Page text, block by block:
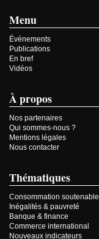
Menu
Événements
Publications
En bref
Vidéos
À propos
Nos partenaires
Qui sommes-nous ?
Mentions légales
Nous contacter
Thématiques
Consommation soutenable
Inégalités & pauvreté
Banque & finance
Commerce international
Nouveaux indicateurs